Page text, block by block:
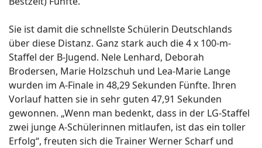
Sie ist damit die schnellste Schülerin Deutschlands
über diese Distanz. Ganz stark auch die 4 x 100-m-
Staffel der B-Jugend. Nele Lenhard, Deborah
Brodersen, Marie Holzschuh und Lea-Marie Lange
wurden im A-Finale in 48,29 Sekunden Fünfte. Ihren
Vorlauf hatten sie in sehr guten 47,91 Sekunden
gewonnen. „Wenn man bedenkt, dass in der LG-Staffel
zwei junge A-Schülerinnen mitlaufen, ist das ein toller
Erfolg“, freuten sich die Trainer Werner Scharf und